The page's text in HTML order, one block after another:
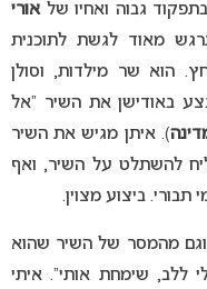
אורי
מאוד לגשת לתוכנית
הוא שר מילדות, וסולן
באודישן את השיר “אל
). איתן מגיש את השיר
להשתלט על השיר, ואף
ביצוע מצוין.
מהמסר של השיר שהוא
ללב, שימחת אותי”. איתי